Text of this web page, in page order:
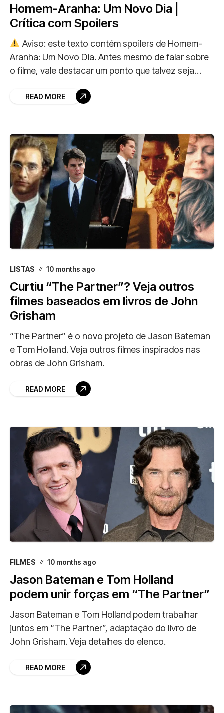
Homem-Aranha: Um Novo Dia |
Crítica com Spoilers
Aviso: este texto contém spoilers de Homem-
Aranha: Um Novo Dia. Antes mesmo de falar sobre
o filme, vale destacar um ponto que talvez seja
READ MORE
LISTAS 10 months ago
Curtiu “The Partner”? Veja outros
filmes baseados em livros de John
Grisham
“The Partner” é o novo projeto de Jason Bateman
e Tom Holland. Veja outros filmes inspirados nas
obras de John Grisham.
READ MORE
FILMES 10 months ago
Jason Bateman e Tom Holland
podem unir forças em “The Partner”
Jason Bateman e Tom Holland podem trabalhar
juntos em “The Partner”, adaptação do livro de
John Grisham. Veja detalhes do elenco.
READ MORE